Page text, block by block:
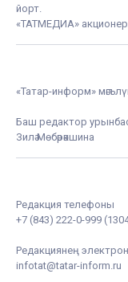
йорт.
«ТАТМЕДИА»
«Татар-информ»
Баш редактор
Зилә Мөбәрәкшина
Редакция телефоны
+7 (843) 222-0-999
Редакциянең
infotat@tatar-inform.ru